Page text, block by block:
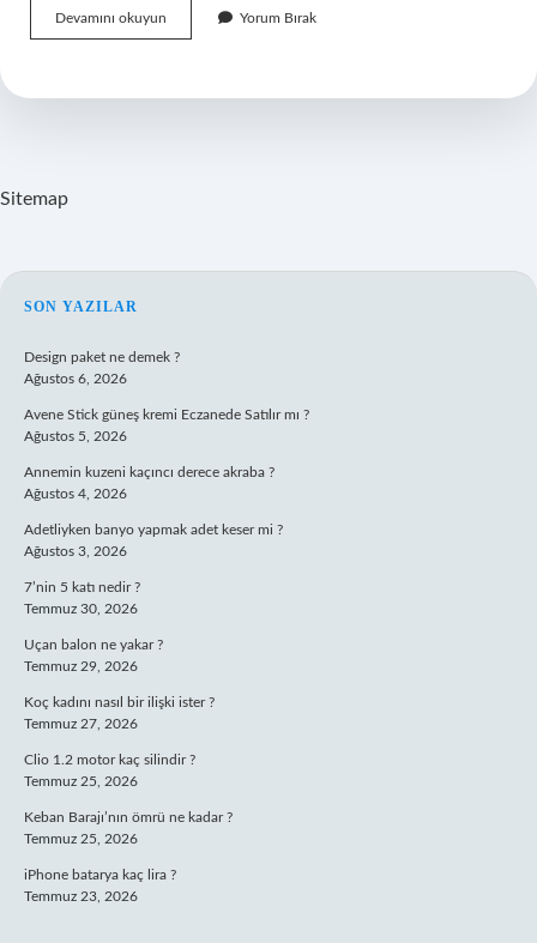
Devamını okuyun Türkiyede
Kaç
Var
Yorum Bırak
Sitemap
SIDEBAR
SON YAZILAR
Design paket ne demek ?
Ağustos 6, 2026
Avene Stick güneş kremi Eczanede Satılır mı ?
Ağustos 5, 2026
Annemin kuzeni kaçıncı derece akraba ?
Ağustos 4, 2026
Adetliyken banyo yapmak adet keser mi ?
Ağustos 3, 2026
7’nin 5 katı nedir ?
Temmuz 30, 2026
Uçan balon ne yakar ?
Temmuz 29, 2026
Koç kadını nasıl bir ilişki ister ?
Temmuz 27, 2026
Clio 1.2 motor kaç silindir ?
Temmuz 25, 2026
Keban Barajı’nın ömrü ne kadar ?
Temmuz 25, 2026
iPhone batarya kaç lira ?
Temmuz 23, 2026